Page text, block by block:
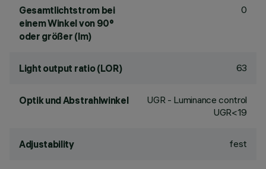
Gesamtlichtstrom bei
einem Winkel von 90°
oder größer (lm)
0
Light output ratio (LOR) 63
Optik und Abstrahlwinkel
UGR - Luminance control
UGR<19
Adjustability fest